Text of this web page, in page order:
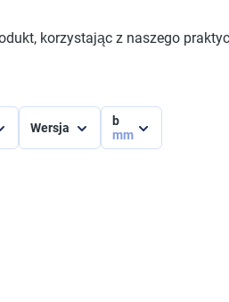
korzystając z naszego
Wersja
b
mm